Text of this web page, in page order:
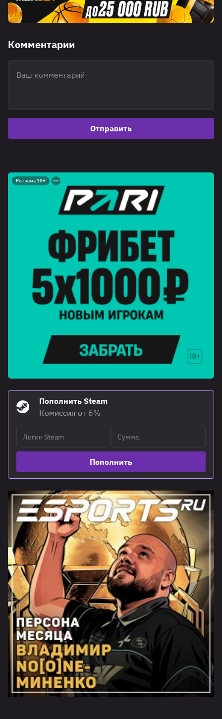
Комментарии
Отправить
Реклама 18+
Пополнить Steam
Комиссия от 6%
Пополнить